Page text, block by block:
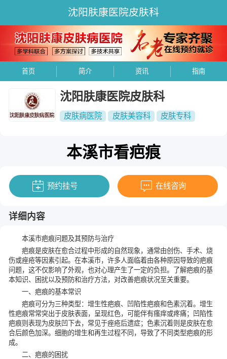
沈阳肤康医院皮肤科
首页 简介 资讯 指南
沈阳肤康医院皮肤科
皮肤病医院 皮肤美容科 皮肤专科
本溪市看疤痕
预约挂号 在线咨询
详细内容
本溪市疤痕问题及其预防与治疗
疤痕是皮肤在愈合过程中形成的自然现象，通常由创伤、手术、烧
伤或痤疮等因素引起。在本溪市，许多人面临着由各种原因导致的疤痕
问题，这不仅影响了外观，也对心理产生了一定的负担。了解疤痕的基
本知识、困扰以及预防和治疗方法，对改善疤痕状况至关重要。
一、疤痕的基本常识
疤痕可分为三种类型：增生性疤痕、凹陷性疤痕和色素沉着。增生
性疤痕常常突出于皮肤表面，呈现红色，可能伴有瘙痒或疼痛；凹陷性
疤痕则表现为皮肤凹下去，常见于痤疮后遗症；色素沉着则是皮肤在愈
合后颜色加深。细胞的增生和再生过程不同，导致了不同类型疤痕的形
成。
二、疤痕的困扰